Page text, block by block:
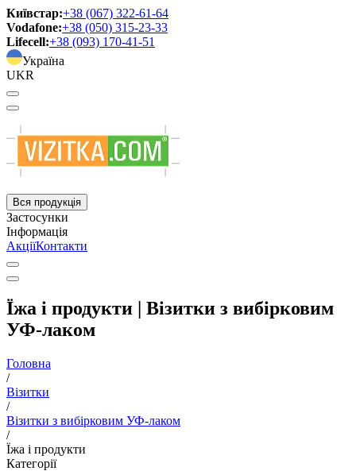
Київстар:+38 (067) 322-61-64
Vodafone:+38 (050) 315-23-33
Lifecell:+38 (093) 170-41-51
Україна
UKR
Вся продукція
Застосунки
Інформація
АкціїКонтакти
Їжа і продукти | Візитки з вибірковим
УФ-лаком
Головна
/
Візитки
/
Візитки з вибірковим УФ-лаком
/
Їжа і продукти
Категорії